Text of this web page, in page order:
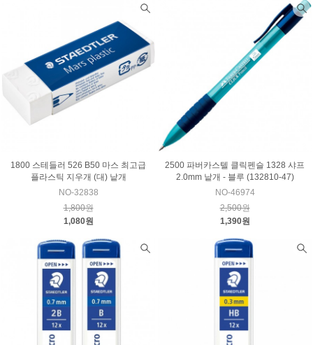
1800 스테들러 526 B50 마스 최고급
플라스틱 지우개 (대) 낱개
NO-32838
1,800원
1,080원
2500 파버카스텔 클릭펜슬 1328 샤프
2.0mm 낱개 - 블루 (132810-47)
NO-46974
2,500원
1,390원